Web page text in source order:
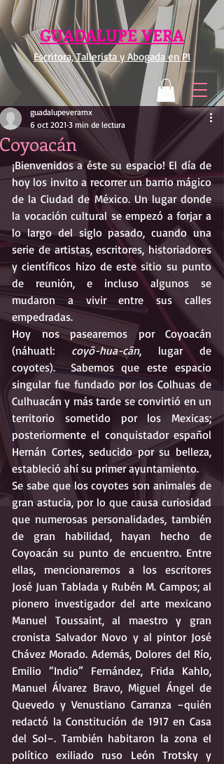
GUADALUPE VERA
Escritora, Tallerista y Abogada en PI
Coyoacán
guadalupeveramx
6 oct 2021 3 min de lectura
¡Bienvenidos a éste su espacio! El día de
hoy los invito a recorrer un barrio mágico
de la Ciudad de México. Un lugar donde
la vocación cultural se empezó a forjar a
lo largo del siglo pasado, cuando una
serie de artistas, escritores, historiadores
y científicos hizo de este sitio su punto
de reunión, e incluso algunos se
mudaron a vivir entre sus calles
empedradas.
Hoy nos pasearemos por Coyoacán
(náhuatl: coyō-hua-cān, lugar de
coyotes).  Sabemos que este espacio
singular fue fundado por los Colhuas de
Culhuacán y más tarde se convirtió en un
territorio sometido por los Mexicas;
posteriormente el conquistador español
Hernán Cortes, seducido por su belleza,
estableció ahí su primer ayuntamiento.
Se sabe que los coyotes son animales de
gran astucia, por lo que causa curiosidad
que numerosas personalidades, también
de gran habilidad, hayan hecho de
Coyoacán su punto de encuentro. Entre
ellas, mencionaremos a los escritores
José Juan Tablada y Rubén M. Campos; al
pionero investigador del arte mexicano
Manuel Toussaint, al maestro y gran
cronista Salvador Novo y al pintor José
Chávez Morado. Además, Dolores del Río,
Emilio “Indio” Fernández, Frida Kahlo,
Manuel Álvarez Bravo, Miguel Ángel de
Quevedo y Venustiano Carranza –quién
redactó la Constitución de 1917 en Casa
del Sol–. También habitaron la zona el
político exiliado ruso León Trotsky y